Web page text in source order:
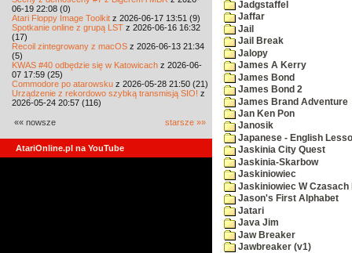
06-19 22:08 (0)
Atari Floppy Image Toolkit z 2026-06-17 13:51 (9)
Spotkanie online z grupą LST z 2026-06-16 16:32
(17)
Recoil zintegrowany z macOS z 2026-06-13 21:34
(5)
KWAS #40 odbędzie się w Katowicach z 2026-06-
07 17:59 (25)
Commodore po atarowsku z 2026-05-28 21:50 (21)
Urządzenie z rekordowo szybką transmisją SIO! z
2026-05-24 20:57 (116)
«« nowsze starsze »»
AtariOnline.pl na YouTube
Jadgstaffel
Jaffar
Jail
Jail Break
Jalopy
James A Kerry
James Bond
James Bond 2
James Brand Adventure
Jan Ken Pon
Janosik
Japanese - English
Jaskinia City Quest
Jaskinia-Skarbow
Jaskiniowiec
Jaskiniowiec W Czasach
Jason's First Alphabet
Jatari
Java Jim
Jaw Breaker
Jawbreaker (v1)